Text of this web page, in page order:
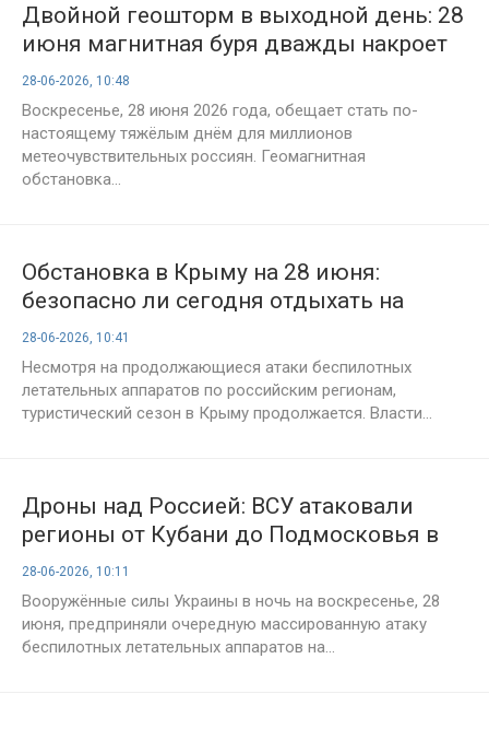
Двойной геошторм в выходной день: 28
июня магнитная буря дважды накроет
Землю — метеопаты, берегитесь
28-06-2026, 10:48
Воскресенье, 28 июня 2026 года, обещает стать по-
настоящему тяжёлым днём для миллионов
метеочувствительных россиян. Геомагнитная
обстановка...
Обстановка в Крыму на 28 июня:
безопасно ли сегодня отдыхать на
полуострове, что с поездами,
последние новости
28-06-2026, 10:41
Несмотря на продолжающиеся атаки беспилотных
летательных аппаратов по российским регионам,
туристический сезон в Крыму продолжается. Власти...
Дроны над Россией: ВСУ атаковали
регионы от Кубани до Подмосковья в
ночь на 28 июня
28-06-2026, 10:11
Вооружённые силы Украины в ночь на воскресенье, 28
июня, предприняли очередную массированную атаку
беспилотных летательных аппаратов на...